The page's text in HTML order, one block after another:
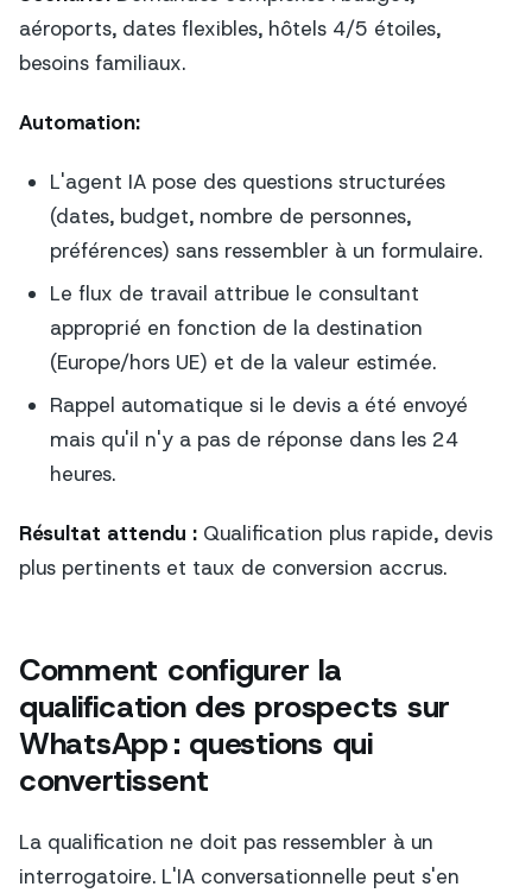
aéroports, dates flexibles, hôtels 4/5 étoiles,
besoins familiaux.
Automation:
L'agent IA pose des questions structurées
(dates, budget, nombre de personnes,
préférences) sans ressembler à un formulaire.
Le flux de travail attribue le consultant
approprié en fonction de la destination
(Europe/hors UE) et de la valeur estimée.
Rappel automatique si le devis a été envoyé
mais qu'il n'y a pas de réponse dans les 24
heures.
Résultat attendu : Qualification plus rapide, devis
plus pertinents et taux de conversion accrus.
Comment configurer la
qualification des prospects sur
WhatsApp : questions qui
convertissent
La qualification ne doit pas ressembler à un
interrogatoire. L'IA conversationnelle peut s'en